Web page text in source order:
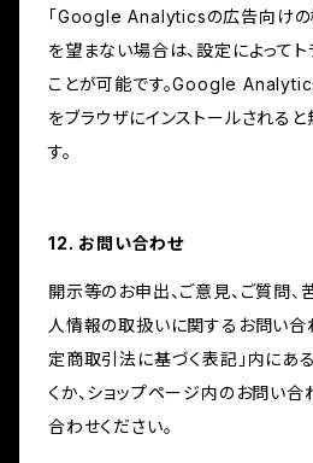
「Google Analyticsの広告向けの
を望まない場合は、設定によって
ことが可能です。Google
をブラウザにインストールされる
す。
12. お問い合わせ
開示等のお申出、ご意見、ご質問
人情報の取扱いに関するお問い合
定商取引法に基づく表記」内にあ
くか、ショップページ内のお問い
合わせください。